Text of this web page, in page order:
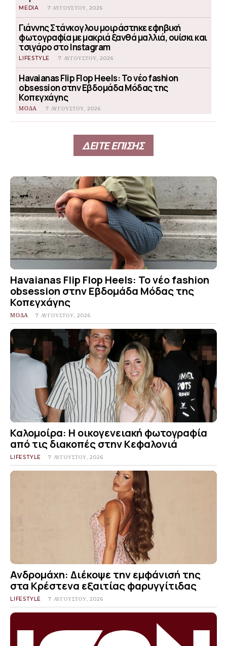
MEDIA 7 ΑΥΓΟΎΣΤΟΥ, 2026
Γιάννης Στάνκογλου μοιράστηκε εφηβική
φωτογραφία με μακριά ξανθά μαλλιά, ουίσκι και
τσιγάρο στο Instagram
LIFESTYLE 7 ΑΥΓΟΎΣΤΟΥ, 2026
Havaianas Flip Flop Heels: Το νέο fashion
obsession στην Εβδομάδα Μόδας της
Κοπεγχάγης
ΜΟΔΑ 7 ΑΥΓΟΎΣΤΟΥ, 2026
ΔΕΙΤΕ ΕΠΙΣΗΣ
Havaianas Flip Flop Heels: Το νέο fashion
obsession στην Εβδομάδα Μόδας της
Κοπεγχάγης
ΜΟΔΑ 7 ΑΥΓΟΎΣΤΟΥ, 2026
Καλομοίρα: Η οικογενειακή φωτογραφία
από τις διακοπές στην Κεφαλονιά
LIFESTYLE 7 ΑΥΓΟΎΣΤΟΥ, 2026
Ανδρομάχη: Διέκοψε την εμφάνισή της
στα Κρέστενα εξαιτίας φαρυγγίτιδας
LIFESTYLE 7 ΑΥΓΟΎΣΤΟΥ, 2026